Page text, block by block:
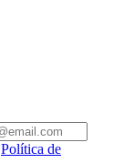
Política de